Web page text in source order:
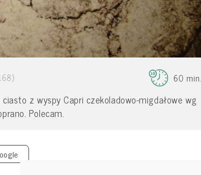
60 min.
ciasto z wyspy Capri czekoladowo-migdałowe wg
Polecam.